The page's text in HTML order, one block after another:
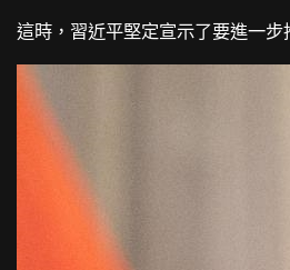
這時，習近平堅定宣示了要進一步